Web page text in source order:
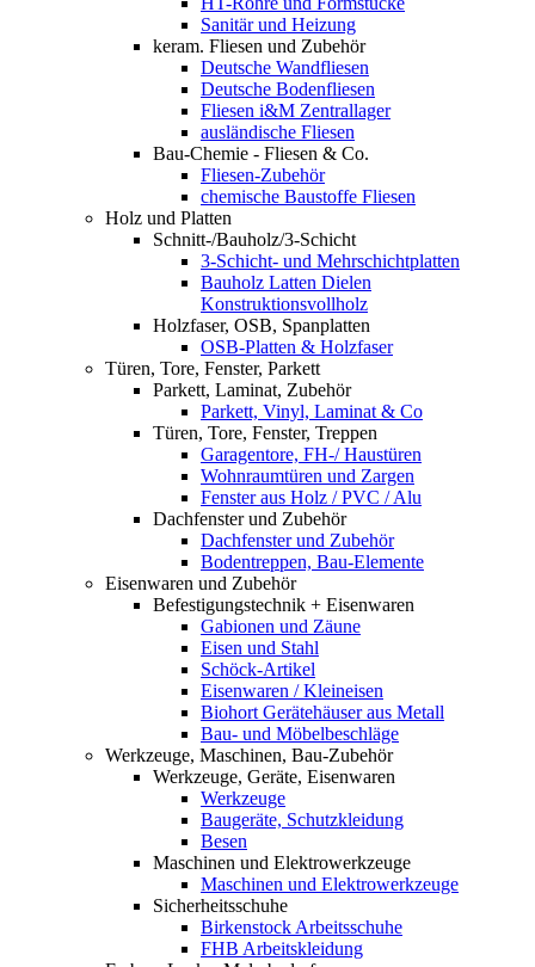
Sanitär und Heizung
keram. Fliesen und Zubehör
Deutsche Wandfliesen
Deutsche Bodenfliesen
Fliesen i&M Zentrallager
ausländische Fliesen
Bau-Chemie - Fliesen & Co.
Fliesen-Zubehör
chemische Baustoffe Fliesen
Holz und Platten
Schnitt-/Bauholz/3-Schicht
3-Schicht- und Mehrschichtplatten
Bauholz Latten Dielen
Konstruktionsvollholz
Holzfaser, OSB, Spanplatten
OSB-Platten & Holzfaser
Türen, Tore, Fenster, Parkett
Parkett, Laminat, Zubehör
Parkett, Vinyl, Laminat & Co
Türen, Tore, Fenster, Treppen
Garagentore, FH-/ Haustüren
Wohnraumtüren und Zargen
Fenster aus Holz / PVC / Alu
Dachfenster und Zubehör
Dachfenster und Zubehör
Bodentreppen, Bau-Elemente
Eisenwaren und Zubehör
Befestigungstechnik + Eisenwaren
Gabionen und Zäune
Eisen und Stahl
Schöck-Artikel
Eisenwaren / Kleineisen
Biohort Gerätehäuser aus Metall
Bau- und Möbelbeschläge
Werkzeuge, Maschinen, Bau-Zubehör
Werkzeuge, Geräte, Eisenwaren
Werkzeuge
Baugeräte, Schutzkleidung
Besen
Maschinen und Elektrowerkzeuge
Maschinen und Elektrowerkzeuge
Sicherheitsschuhe
Birkenstock Arbeitsschuhe
FHB Arbeitskleidung